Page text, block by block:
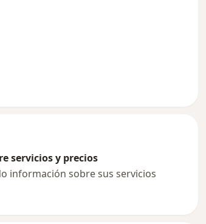
servicios y precios
información sobre sus servicios